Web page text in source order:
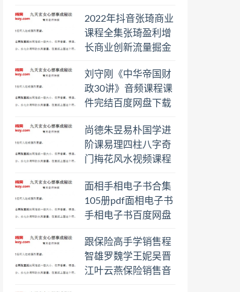
日罗盘教程百度云网
盘会员
2022年抖音张琦商业
课程全集张琦盈利增
长商业创新流量掘金
盘下载学习
刘守刚《中华帝国财
政30讲》音频课程课
件完结百度网盘下载
尚德朱昱易朴国学进
阶课易理四柱八字奇
门梅花风水视频课程
学习
面相手相电子书合集
105册pdf面相电子书
手相电子书百度网盘
跟保险高手学销售程
智雄罗魏学王妮吴晋
江叶云燕保险销售音